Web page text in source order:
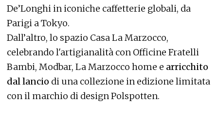
De’Longhi in iconiche caffetterie globali, da
Parigi a Tokyo.
Dall’altro, lo spazio Casa La Marzocco,
celebrando l'artigianalità con Officine Fratelli
Bambi, Modbar, La Marzocco home e arricchito
dal lancio di una collezione in edizione limitata
con il marchio di design Polspotten.